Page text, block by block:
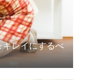
レイにするべ